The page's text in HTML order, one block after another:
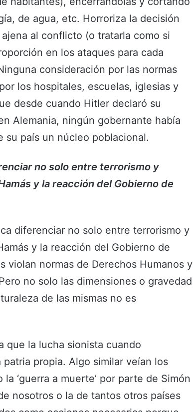
de agua, etc. Horroriza la decisión
al conflicto (o tratarla como si
en los ataques para cada
consideración por las normas
los hospitales, escuelas, iglesias y
desde cuando Hitler declaró su
Alemania, ningún gobernante había
su país un núcleo poblacional.
no solo entre terrorismo y
y la reacción del Gobierno de
diferenciar no solo entre terrorismo y
y la reacción del Gobierno de
violan normas de Derechos Humanos y
no solo las dimensiones o gravedad
de las mismas no es
que la lucha sionista cuando
propia. Algo similar veían los
‘guerra a muerte’ por parte de Simón
nosotros o la de tantos otros países